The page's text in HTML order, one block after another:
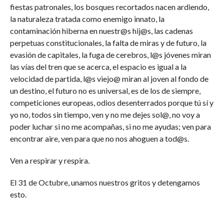
fiestas patronales, los bosques recortados nacen ardiendo,
la naturaleza tratada como enemigo innato, la
contaminación hiberna en nuestr@s hij@s, las cadenas
perpetuas constitucionales, la falta de miras y de futuro, la
evasión de capitales, la fuga de cerebros, l@s jóvenes miran
las vías del tren que se acerca, el espacio es igual a la
velocidad de partida, l@s viejo@ miran al joven al fondo de
un destino, el futuro no es universal, es de los de siempre,
competiciones europeas, odios desenterrados porque tú sí y
yo no, todos sin tiempo, ven y no me dejes sol@, no voy a
poder luchar si no me acompañas, si no me ayudas; ven para
encontrar aire, ven para que no nos ahoguen a tod@s.
Ven a respirar y respira.
El 31 de Octubre, unamos nuestros gritos y detengamos
esto.